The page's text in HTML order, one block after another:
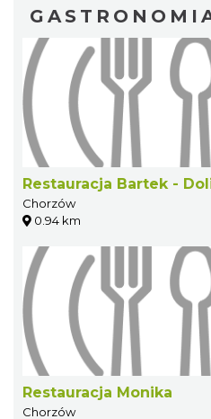
Restauracja Bartek -
Chorzów
0.94 km
Restauracja Monika
Chorzów